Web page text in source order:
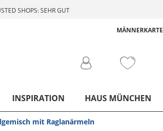
SHOPS: SEHR GUT
MÄNNERKARTE
INSPIRATION HAUS MÜNCHEN
mit Raglanärmeln